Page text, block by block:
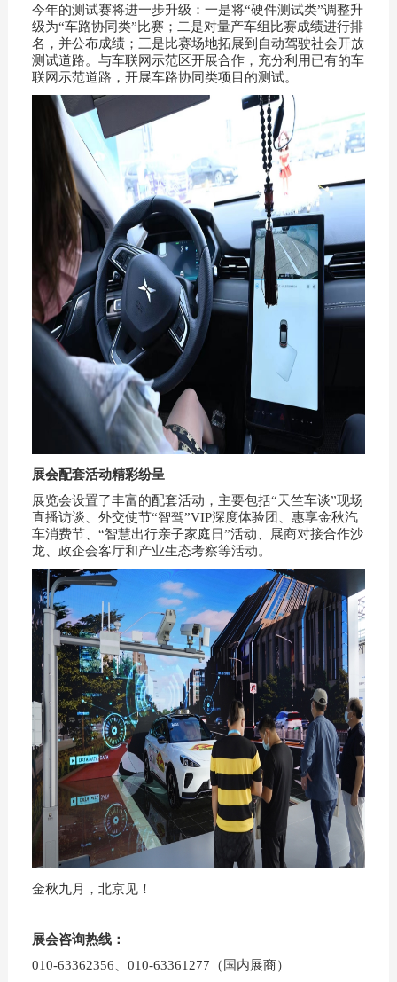
今年的测试赛将进一步升级：一是将“硬件测试类”调整升
级为“车路协同类”比赛；二是对量产车组比赛成绩进行排
名，并公布成绩；三是比赛场地拓展到自动驾驶社会开放
测试道路。与车联网示范区开展合作，充分利用已有的车
联网示范道路，开展车路协同类项目的测试。
展会配套活动精彩纷呈
展览会设置了丰富的配套活动，主要包括“天竺车谈”现场
直播访谈、外交使节“智驾”VIP深度体验团、惠享金秋汽
车消费节、“智慧出行亲子家庭日”活动、展商对接合作沙
龙、政企会客厅和产业生态考察等活动。
金秋九月，北京见！
展会咨询热线：
010-63362356、010-63361277（国内展商）